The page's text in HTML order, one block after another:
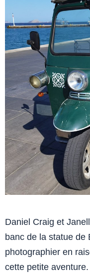
Daniel Craig et
banc de la statue de
photographier en
cette petite aventure.